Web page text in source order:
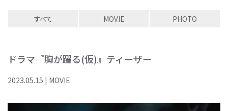
すべて MOVIE PHOTO
ドラマ『胸が躍る(仮)』ティーザー
2023.05.15 | MOVIE